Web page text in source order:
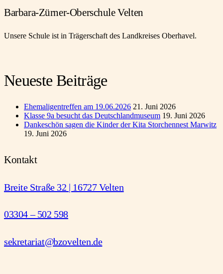
Barbara-Zürner-Oberschule Velten
Unsere Schule ist in Trägerschaft des Landkreises Oberhavel.
Neueste Beiträge
Ehemaligentreffen am 19.06.2026 21. Juni 2026
Klasse 9a besucht das Deutschlandmuseum 19. Juni 2026
Dankeschön sagen die Kinder der Kita Storchennest Marwitz
19. Juni 2026
Kontakt
Breite Straße 32 | 16727 Velten
03304 – 502 598
sekretariat@bzovelten.de